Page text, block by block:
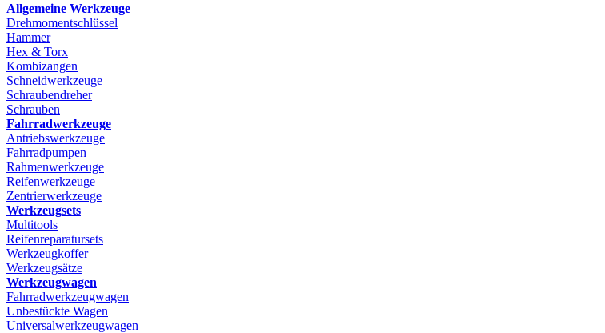
Allgemeine Werkzeuge
Drehmomentschlüssel
Hammer
Hex & Torx
Kombizangen
Schneidwerkzeuge
Schraubendreher
Schrauben
Fahrradwerkzeuge
Antriebswerkzeuge
Fahrradpumpen
Rahmenwerkzeuge
Reifenwerkzeuge
Zentrierwerkzeuge
Werkzeugsets
Multitools
Reifenreparatursets
Werkzeugkoffer
Werkzeugsätze
Werkzeugwagen
Fahrradwerkzeugwagen
Unbestückte Wagen
Universalwerkzeugwagen